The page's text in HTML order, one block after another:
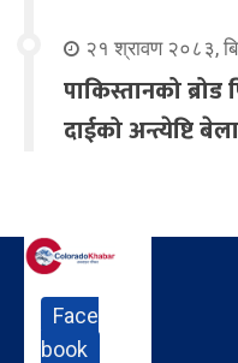
२१ श्रावण २०८३,
पाकिस्तानको
दाईको अन्त्येष्टि
Face
book